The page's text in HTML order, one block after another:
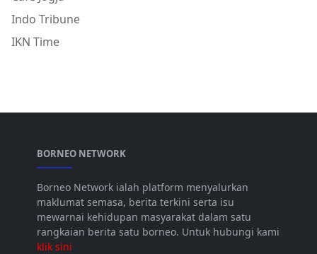
Indo Tribune
IKN Time
BORNEO NETWORK
Borneo Network ialah platform menyalurkan
maklumat semasa, berita terkini serta isu
mewarnai kehidupan masyarakat dalam satu
rangkaian berita satu borneo. Untuk hubungi kami
klik sini